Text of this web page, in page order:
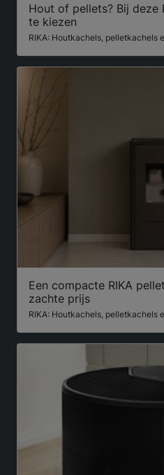
Hout of pellets? Bij deze
te kiezen
RIKA: Houtkachels, pelletkachels
Een compacte RIKA
zachte prijs
RIKA: Houtkachels, pelletkachels